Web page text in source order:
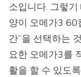
소입니다. 그렇
양이 오메가3 60
간”을 선택하는
요한 오메가3를
활을 할 수 있도